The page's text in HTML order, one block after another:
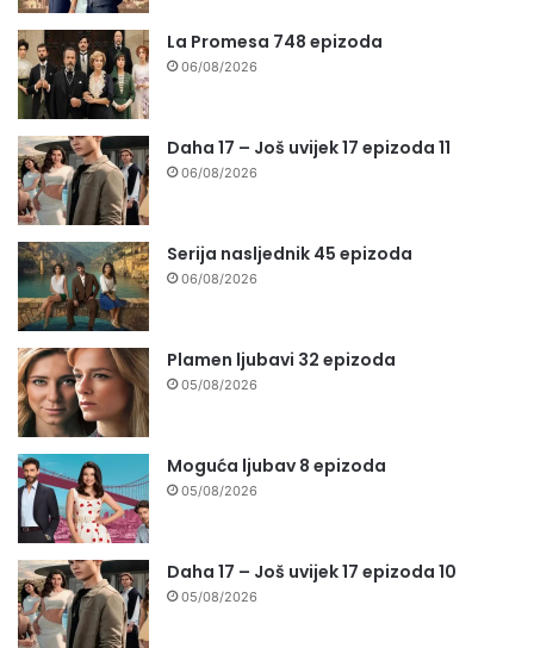
La Promesa 748 epizoda
06/08/2026
Daha 17 – Još uvijek 17 epizoda 11
06/08/2026
Serija nasljednik 45 epizoda
06/08/2026
Plamen ljubavi 32 epizoda
05/08/2026
Moguća ljubav 8 epizoda
05/08/2026
Daha 17 – Još uvijek 17 epizoda 10
05/08/2026